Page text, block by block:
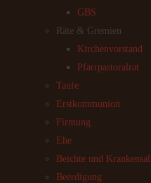
GBS
Räte & Gremien
Kirchenvorstand
Pfarrpastoralrat
Taufe
Erstkommunion
Firmung
Ehe
Beichte und
Beerdigung